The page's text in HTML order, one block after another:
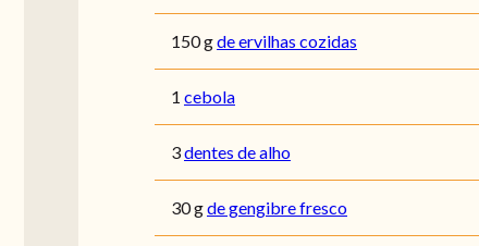
150gde ervilhas cozidas
1 cebola
3dentes de alho
30gde gengibre fresco